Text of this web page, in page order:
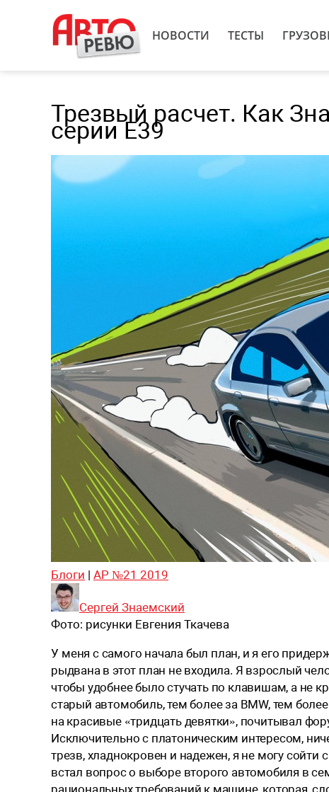
НОВОСТИ ТЕСТЫ
Трезвый расчет. Как
серии Е39
Блоги | АР №21 2019
Сергей Знаемский
Фото: рисунки Евгения Ткачева
У меня с самого начала был план, и я его
рыдвана в этот план не входила. Я взрослый
чтобы удобнее было стучать по клавишам, а не
старый автомобиль, тем более за BMW, тем
на красивые «тридцать девятки», почитывал
Исключительно с платоническим интересом,
трезв, хладнокровен и надежен, я не могу сойти
встал вопрос о выборе второго автомобиля в
рациональных требований к машине, которая,